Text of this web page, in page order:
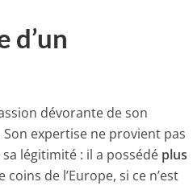
d’un
dévorante de son
expertise ne provient pas
légitimité : il a possédé plus
de l’Europe, si ce n’est